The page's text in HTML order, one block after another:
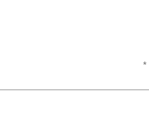
*